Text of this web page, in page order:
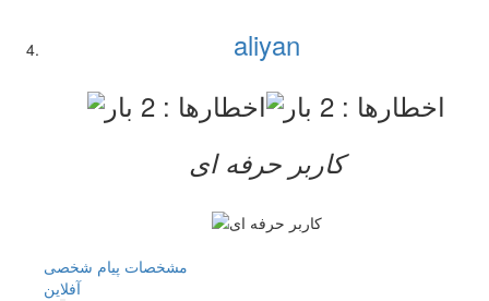
aliyan
کاربر حرفه ای
مشخصات پیام شخصی
آفلاين